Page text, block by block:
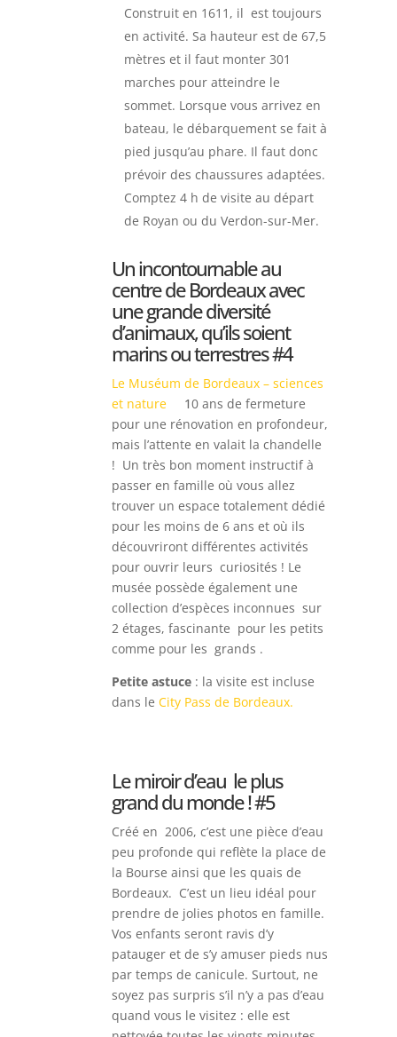
Construit en 1611, il est toujours
en activité. Sa hauteur est de 67,5
mètres et il faut monter 301
marches pour atteindre le
sommet. Lorsque vous arrivez en
bateau, le débarquement se fait à
pied jusqu’au phare. Il faut donc
prévoir des chaussures adaptées.
Comptez 4 h de visite au départ
de Royan ou du Verdon-sur-Mer.
Un incontournable au
centre de Bordeaux avec
une grande diversité
d’animaux, qu’ils soient
marins ou terrestres #4
Le Muséum de Bordeaux – sciences
et nature
10 ans de fermeture
pour une rénovation en profondeur,
mais l’attente en valait la chandelle
! Un très bon moment instructif à
passer en famille où vous allez
trouver un espace totalement dédié
pour les moins de 6 ans et où ils
découvriront différentes activités
pour ouvrir leurs curiosités ! Le
musée possède également une
collection d’espèces inconnues sur
2 étages, fascinante pour les petits
comme pour les grands .
Petite astuce: la visite est incluse
dans le City Pass de Bordeaux.
Le miroir d’eaule plus
grand du monde ! #5
Créé en 2006, c’est une pièce d’eau
peu profonde qui reflète la place de
la Bourse ainsi que les quais de
Bordeaux. C’est un lieu idéal pour
prendre de jolies photos en famille.
Vos enfants seront ravis d’y
patauger et de s’y amuser pieds nus
par temps de canicule. Surtout, ne
soyez pas surpris s’il n’y a pas d’eau
quand vous le visitez : elle est